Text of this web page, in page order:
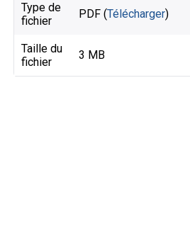
Type de
fichier
PDF (Télécharger)
Taille du
fichier
3 MB